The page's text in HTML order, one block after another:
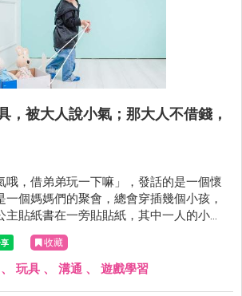
，被大人說小氣；那大人不借錢，
哦，借弟弟玩一下嘛」，發話的是一個懷
一個媽媽們的聚會，總會穿插幾個小孩，
貼紙書在一旁貼貼紙，其中一人的小兒
不肯借，二個孩子的媽媽都沒講話，倒是
媽媽先說話了：「姊姊好小氣哦，借弟弟
收藏
、 玩具 、 溝通 、 遊戲學習